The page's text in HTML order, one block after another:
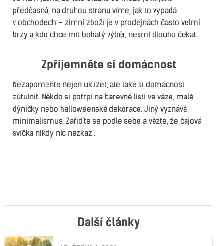
předčasná, na druhou stranu víme, jak to vypadá
v obchodech – zimní zboží je v prodejnách často velmi
brzy a kdo chce mít bohatý výběr, nesmí dlouho čekat.
Zpříjemněte si domácnost
Nezapomeňte nejen uklízet, ale také si domácnost
zútulnit. Někdo si potrpí na barevné listí ve váze, malé
dýničky nebo halloweenské dekorace. Jiný vyznává
minimalismus. Zařiďte se podle sebe a vězte, že čajová
svíčka nikdy nic nezkazí.
Další články